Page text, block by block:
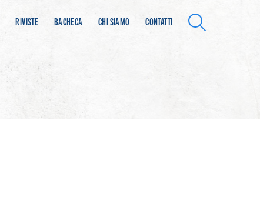
RIVISTE BACHECA CHI SIAMO CONTATTI SEARCH
Lorem ipsum dolor sit amet, consetetur
aliquyam erat, sed diam voluptua. At vero eos